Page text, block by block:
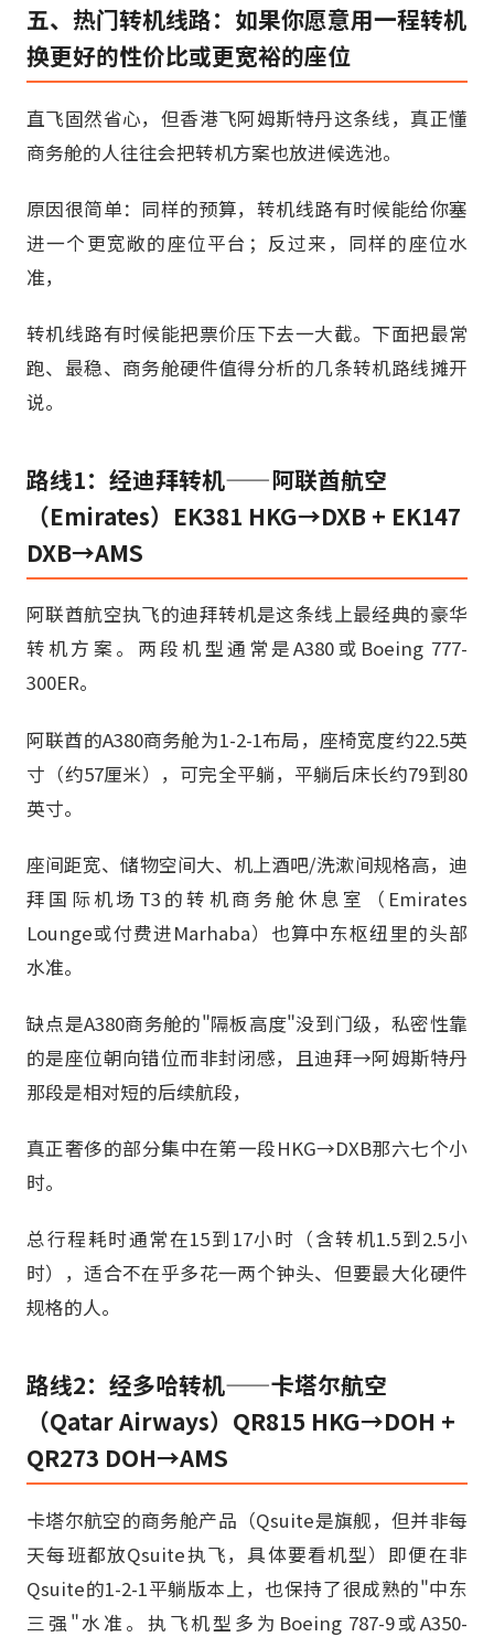
五、热门转机线路：如果你愿意用一程转机
换更好的性价比或更宽裕的座位
直飞固然省心，但香港飞阿姆斯特丹这条线，真正懂
商务舱的人往往会把转机方案也放进候选池。
原因很简单：同样的预算，转机线路有时候能给你塞
进一个更宽敞的座位平台；反过来，同样的座位水
准，
转机线路有时候能把票价压下去一大截。下面把最常
跑、最稳、商务舱硬件值得分析的几条转机路线摊开
说。
路线1：经迪拜转机——阿联酋航空
（Emirates）EK381 HKG→DXB + EK147
DXB→AMS
阿联酋航空执飞的迪拜转机是这条线上最经典的豪华
转机方案。两段机型通常是A380或Boeing 777-
300ER。
阿联酋的A380商务舱为1-2-1布局，座椅宽度约22.5英
寸（约57厘米），可完全平躺，平躺后床长约79到80
英寸。
座间距宽、储物空间大、机上酒吧/洗漱间规格高，迪
拜国际机场T3的转机商务舱休息室（Emirates
Lounge或付费进Marhaba）也算中东枢纽里的头部
水准。
缺点是A380商务舱的"隔板高度"没到门级，私密性靠
的是座位朝向错位而非封闭感，且迪拜→阿姆斯特丹
那段是相对短的后续航段，
真正奢侈的部分集中在第一段HKG→DXB那六七个小
时。
总行程耗时通常在15到17小时（含转机1.5到2.5小
时），适合不在乎多花一两个钟头、但要最大化硬件
规格的人。
路线2：经多哈转机——卡塔尔航空
（Qatar Airways）QR815 HKG→DOH +
QR273 DOH→AMS
卡塔尔航空的商务舱产品（Qsuite是旗舰，但并非每
天每班都放Qsuite执飞，具体要看机型）即便在非
Qsuite的1-2-1平躺版本上，也保持了很成熟的"中东
三强"水准。执飞机型多为Boeing 787-9或A350-